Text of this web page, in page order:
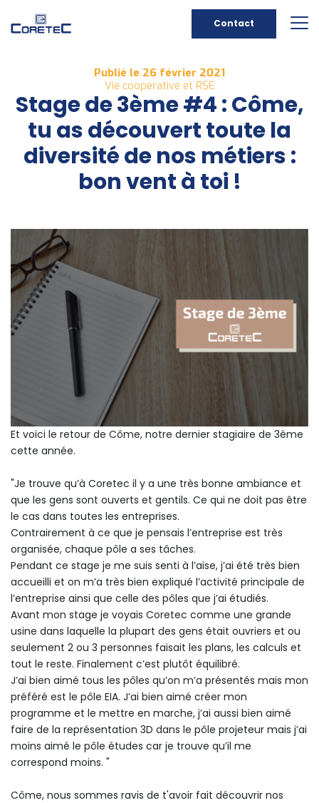
Contact
Publié le 26 février 2021
Vie coopérative et RSE
Stage de 3ème #4 : Côme,
tu as découvert toute la
diversité de nos métiers :
bon vent à toi !
Et voici le retour de Côme, notre dernier stagiaire de 3ème
cette année.
"Je trouve qu’à Coretec il y a une très bonne ambiance et
que les gens sont ouverts et gentils. Ce qui ne doit pas être
le cas dans toutes les entreprises.
Contrairement à ce que je pensais l’entreprise est très
organisée, chaque pôle a ses tâches.
Pendant ce stage je me suis senti à l’aise, j’ai été très bien
accueilli et on m’a très bien expliqué l’activité principale de
l’entreprise ainsi que celle des pôles que j’ai étudiés.
Avant mon stage je voyais Coretec comme une grande
usine dans laquelle la plupart des gens était ouvriers et ou
seulement 2 ou 3 personnes faisait les plans, les calculs et
tout le reste. Finalement c’est plutôt équilibré.
J’ai bien aimé tous les pôles qu’on m’a présentés mais mon
préféré est le pôle EIA. J’ai bien aimé créer mon
programme et le mettre en marche, j’ai aussi bien aimé
faire de la représentation 3D dans le pôle projeteur mais j’ai
moins aimé le pôle études car je trouve qu’il me
correspond moins. "
Côme, nous sommes ravis de t'avoir fait découvrir nos